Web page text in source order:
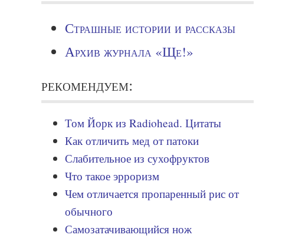
Страшные истории и рассказы
Архив журнала «Ще!»
рекомендуем:
Том Йорк из Radiohead. Цитаты
Как отличить мед от патоки
Слабительное из сухофруктов
Что такое эрроризм
Чем отличается пропаренный рис от
обычного
Самозатачивающийся нож